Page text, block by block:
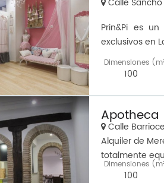
Calle Sancho
Prin&Pi es
exclusivos en
Dimensiones
100
Apotheca
Calle
Alquiler de
totalmente
Dimensiones
100